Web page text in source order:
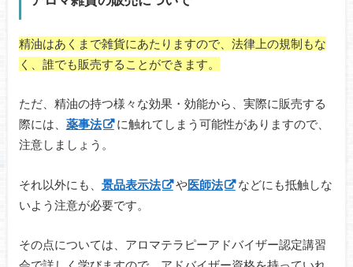
精油はあくまで雑貨にあたりますので、法律上の規制もな
く、誰でも販売することができます。
ただ、精油の持つ様々な効果・効能から、実際に販売する
際には、 薬事法
に触れてしまう可能性がありますので、
注意しましょう。
それ以外にも、 景品表示法 や医師法
などにも抵触しな
いよう注意が必要です。
その点については、アロマテラピーアドバイザー認定講習